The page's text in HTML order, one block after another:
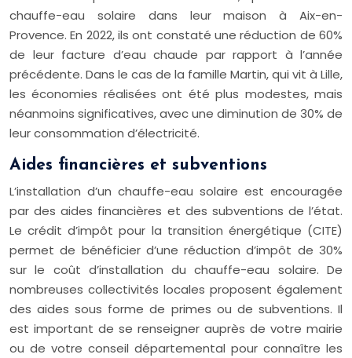
chauffe-eau solaire dans leur maison à Aix-en-
Provence. En 2022, ils ont constaté une réduction de 60%
de leur facture d’eau chaude par rapport à l’année
précédente. Dans le cas de la famille Martin, qui vit à Lille,
les économies réalisées ont été plus modestes, mais
néanmoins significatives, avec une diminution de 30% de
leur consommation d’électricité.
Aides financières et subventions
L’installation d’un chauffe-eau solaire est encouragée
par des aides financières et des subventions de l’état.
Le crédit d’impôt pour la transition énergétique (CITE)
permet de bénéficier d’une réduction d’impôt de 30%
sur le coût d’installation du chauffe-eau solaire. De
nombreuses collectivités locales proposent également
des aides sous forme de primes ou de subventions. Il
est important de se renseigner auprès de votre mairie
ou de votre conseil départemental pour connaître les